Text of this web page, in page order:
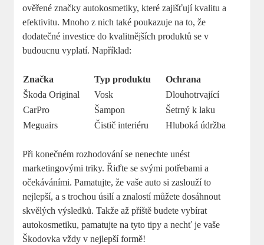
ověřené⁤ značky autokosmetiky, které zajišťují kvalitu⁣ a
⁣efektivitu. Mnoho z nich také poukazuje na ⁢to, že
dodatečné investice ‌do kvalitnějších ​produktů se v
budoucnu vyplatí. Například:
Značka Typ produktu
Ochrana
Škoda Original
Vosk
Dlouhotrvající
CarPro
Šampon
Šetrný k laku
Meguairs
Čistič interiéru Hluboká údržba
Při ⁤konečném rozhodování ​se nenechte⁣ unést
marketingovými triky. Řiďte‍ se svými ‍potřebami a
‍očekáváními. ⁢Pamatujte, že vaše⁣ auto si zaslouží to
nejlepší, ⁣a s trochou úsilí​ a znalostí můžete dosáhnout ​
skvělých výsledků. ‍Takže až příště budete vybírat
autokosmetiku, pamatujte ⁤na tyto tipy⁣ a​ nechť je vaše⁣
Škodovka vždy v nejlepší​ formě!